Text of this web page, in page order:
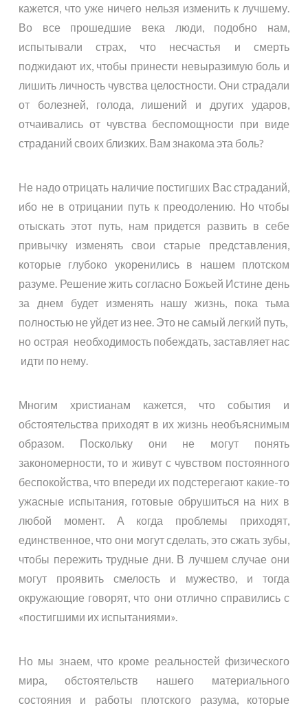
кажется, что уже ничего нельзя изменить к лучшему.
Во все прошедшие века люди, подобно нам,
испытывали страх, что несчастья и смерть
поджидают их, чтобы принести невыразимую боль и
лишить личность чувства целостности. Они страдали
от болезней, голода, лишений и других ударов,
отчаивались от чувства беспомощности при виде
страданий своих близких. Вам знакома эта боль?
Не надо отрицать наличие постигших Вас страданий,
ибо не в отрицании путь к преодолению. Но чтобы
отыскать этот путь, нам придется развить в себе
привычку изменять свои старые представления,
которые глубоко укоренились в нашем плотском
разуме. Решение жить согласно Божьей Истине день
за днем будет изменять нашу жизнь, пока тьма
полностью не уйдет из нее. Это не самый легкий путь,
но острая необходимость побеждать, заставляет нас
идти по нему.
Многим христианам кажется, что события и
обстоятельства приходят в их жизнь необъяснимым
образом. Поскольку они не могут понять
закономерности, то и живут с чувством постоянного
беспокойства, что впереди их подстерегают какие-то
ужасные испытания, готовые обрушиться на них в
любой момент. А когда проблемы приходят,
единственное, что они могут сделать, это сжать зубы,
чтобы пережить трудные дни. В лучшем случае они
могут проявить смелость и мужество, и тогда
окружающие говорят, что они отлично справились с
«постигшими их испытаниями».
Но мы знаем, что кроме реальностей физического
мира, обстоятельств нашего материального
состояния и работы плотского разума, которые